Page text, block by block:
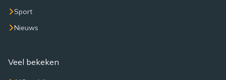
Sport
Nieuws
Veel bekeken